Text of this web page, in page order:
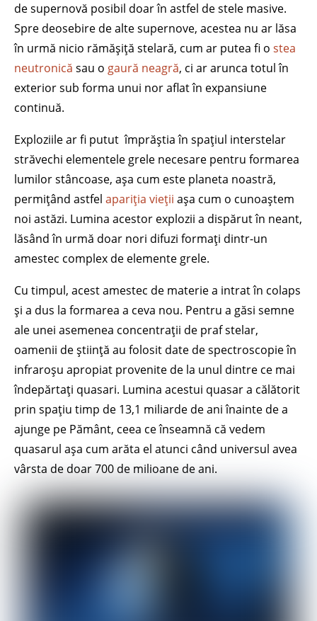
de supernovă posibil doar în astfel de stele masive.
Spre deosebire de alte supernove, acestea nu ar lăsa
în urmă nicio rămășiță stelară, cum ar putea fi o stea
neutronică sau o gaură neagră, ci ar arunca totul în
exterior sub forma unui nor aflat în expansiune
continuă.
Exploziile ar fi putut împrăștia în spațiul interstelar
străvechi elementele grele necesare pentru formarea
lumilor stâncoase, așa cum este planeta noastră,
permițând astfel apariția vieții așa cum o cunoaștem
noi astăzi. Lumina acestor explozii a dispărut în neant,
lăsând în urmă doar nori difuzi formați dintr-un
amestec complex de elemente grele.
Cu timpul, acest amestec de materie a intrat în colaps
și a dus la formarea a ceva nou. Pentru a găsi semne
ale unei asemenea concentrații de praf stelar,
oamenii de știință au folosit date de spectroscopie în
infraroșu apropiat provenite de la unul dintre ce mai
îndepărtați quasari. Lumina acestui quasar a călătorit
prin spațiu timp de 13,1 miliarde de ani înainte de a
ajunge pe Pământ, ceea ce înseamnă că vedem
quasarul așa cum arăta el atunci când universul avea
vârsta de doar 700 de milioane de ani.